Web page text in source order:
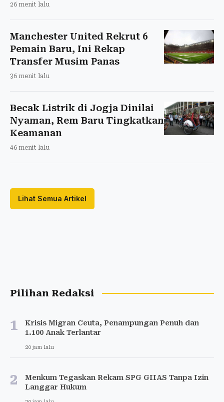
26 menit lalu
Manchester United Rekrut 6
Pemain Baru, Ini Rekap
Transfer Musim Panas
36 menit lalu
Becak Listrik di Jogja Dinilai
Nyaman, Rem Baru Tingkatkan
Keamanan
46 menit lalu
Lihat Semua Artikel
Pilihan Redaksi
1
Krisis Migran Ceuta, Penampungan Penuh dan
1.100 Anak Terlantar
20 jam lalu
2
Menkum Tegaskan Rekam SPG GIIAS Tanpa Izin
Langgar Hukum